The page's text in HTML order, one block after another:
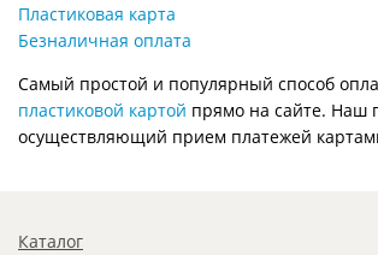
Пластиковая карта
Безналичная оплата
Самый простой и популярный способ
пластиковой картой прямо на сайте. Наш
осуществляющий прием платежей
Каталог